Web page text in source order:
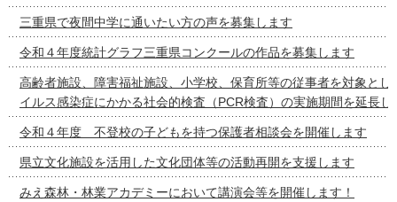
三重県で夜間中学に通いたい方の声を募集します
令和４年度統計グラフ三重県コンクールの作品を募集します
高齢者施設、障害福祉施設、小学校、保育所等の従事者を対象とし
イルス感染症にかかる社会的検査（PCR検査）の実施期間を延長し
令和４年度 不登校の子どもを持つ保護者相談会を開催します
県立文化施設を活用した文化団体等の活動再開を支援します
みえ森林・林業アカデミーにおいて講演会等を開催します！